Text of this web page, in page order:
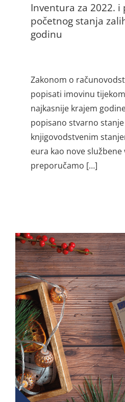
Inventura za 2022. i
početnog stanja
godinu
Zakonom o
popisati imovinu
najkasnije krajem
popisano stvarno stanje
knjigovodstvenim
eura kao nove službene
preporučamo […]